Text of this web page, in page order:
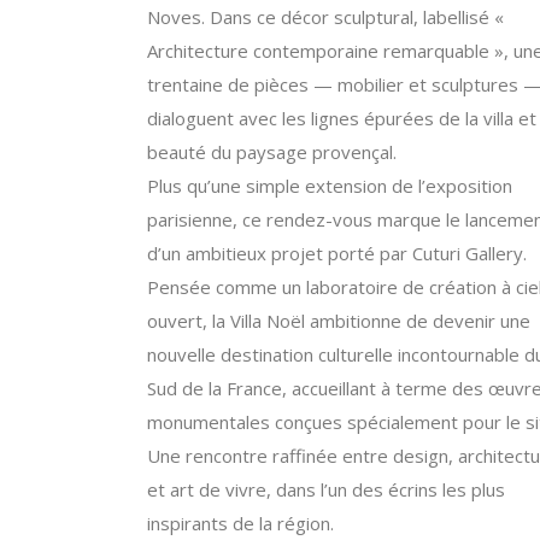
Noves. Dans ce décor sculptural, labellisé «
Architecture contemporaine remarquable »,
trentaine de pièces — mobilier et sculptures —
dialoguent avec les lignes épurées de la villa et
beauté du paysage provençal.
Plus qu’une simple extension de l’exposition
parisienne, ce rendez-vous marque le
d’un ambitieux projet porté par Cuturi Gallery.
Pensée comme un laboratoire de création à ciel
ouvert, la Villa Noël ambitionne de devenir une
nouvelle destination culturelle incontournable
Sud de la France, accueillant à terme des
monumentales conçues spécialement pour le
Une rencontre raffinée entre design,
et art de vivre, dans l’un des écrins les plus
inspirants de la région.